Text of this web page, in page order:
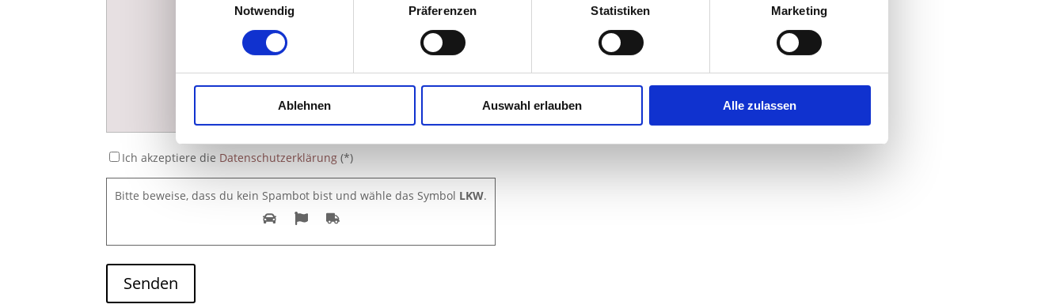
Notwendig
Präferenzen Statistiken Marketing
Ablehnen Auswahl erlauben Alle zulassen
Ich akzeptiere die Datenschutzerklärung (*)
Bitte beweise, dass du kein Spambot bist und wähle das Symbol LKW.
Senden